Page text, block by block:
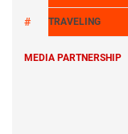
TRAVELING
MEDIA PARTNERSHIP